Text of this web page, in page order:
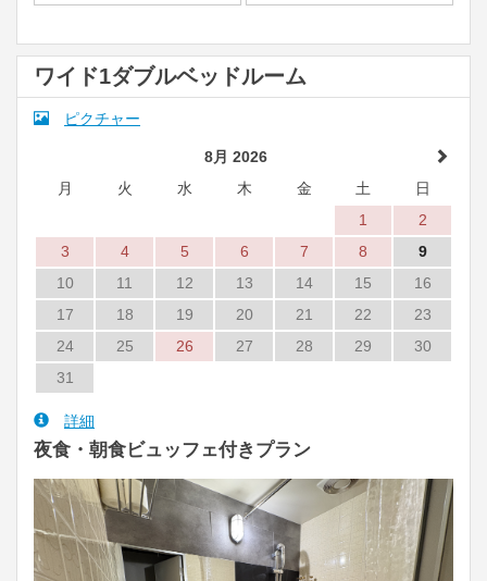
ワイド1ダブルベッドルーム
ピクチャー
8月 2026
月
火 水 木 金 土
日
1
2
3
4 5 6 7 8
9
10
11 12 13 14 15
16
17
18 19 20 21 22
23
24
25 26 27 28 29
30
31
詳細
夜食・朝食ビュッフェ付きプラン
Previous Next